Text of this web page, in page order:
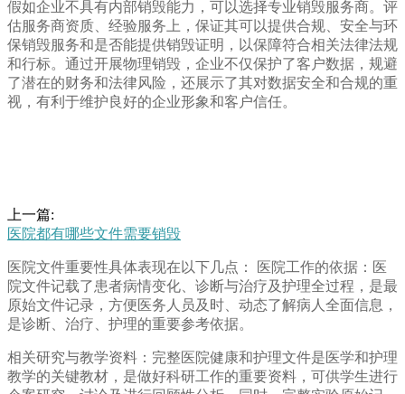
假如企业不具有内部销毁能力，可以选择专业销毁服务商。评
估服务商资质、经验服务上，保证其可以提供合规、安全与环
保销毁服务和是否能提供销毁证明，以保障符合相关法律法规
和行标。通过开展物理销毁，企业不仅保护了客户数据，规避
了潜在的财务和法律风险，还展示了其对数据安全和合规的重
视，有利于维护良好的企业形象和客户信任。
上一篇:
医院都有哪些文件需要销毁
医院文件重要性具体表现在以下几点： 医院工作的依据：医
院文件记载了患者病情变化、诊断与治疗及护理全过程，是最
原始文件记录，方便医务人员及时、动态了解病人全面信息，
是诊断、治疗、护理的重要参考依据。
相关研究与教学资料：完整医院健康和护理文件是医学和护理
教学的关键教材，是做好科研工作的重要资料，可供学生进行